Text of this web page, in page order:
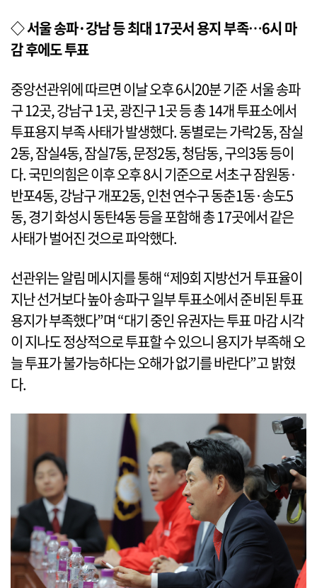
◇ 서울 송파·강남 등 최대 17곳서 용지 부족…6시 마
감 후에도 투표
중앙선관위에 따르면 이날 오후 6시20분 기준 서울 송파
구 12곳, 강남구 1곳, 광진구 1곳 등 총 14개 투표소에서
투표용지 부족 사태가 발생했다. 동별로는 가락2동, 잠실
2동, 잠실4동, 잠실7동, 문정2동, 청담동, 구의3동 등이
다. 국민의힘은 이후 오후 8시 기준으로 서초구 잠원동·
반포4동, 강남구 개포2동, 인천 연수구 동춘1동·송도5
동, 경기 화성시 동탄4동 등을 포함해 총 17곳에서 같은
사태가 벌어진 것으로 파악했다.
선관위는 알림 메시지를 통해 “제9회 지방선거 투표율이
지난 선거보다 높아 송파구 일부 투표소에서 준비된 투표
용지가 부족했다”며 “대기 중인 유권자는 투표 마감 시각
이 지나도 정상적으로 투표할 수 있으니 용지가 부족해 오
늘 투표가 불가능하다는 오해가 없기를 바란다”고 밝혔
다.